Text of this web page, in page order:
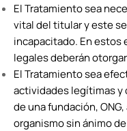
El Tratamiento sea
vital del titular y este
incapacitado. En
legales deberán
El Tratamiento sea
actividades legítimas y
de una fundación,
organismo sin ánimo